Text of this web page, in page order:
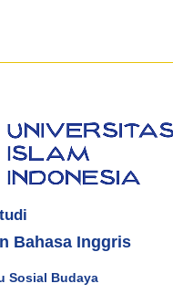
Bahasa Inggris
Sosial Budaya